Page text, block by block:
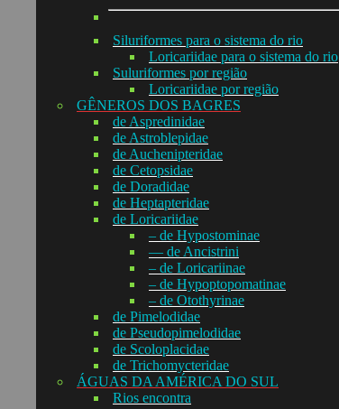
Siluriformes para o sistema do rio
Loricariidae para o sistema do rio
Suluriformes por região
Loricariidae por região
GÊNEROS DOS BAGRES
de Aspredinidae
de Astroblepidae
de Auchenipteridae
de Cetopsidae
de Doradidae
de Heptapteridae
de Loricariidae
– de Hypostominae
— de Ancistrini
– de Loricariinae
– de Hypoptopomatinae
– de Otothyrinae
de Pimelodidae
de Pseudopimelodidae
de Scoloplacidae
de Trichomycteridae
ÁGUAS DA AMÉRICA DO SUL
Rios encontra